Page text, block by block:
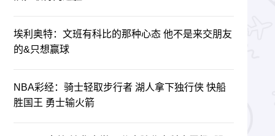
埃利奥特：文班有科比的那种心态 他不是来交朋友
的&只想赢球
NBA彩经：骑士轻取步行者 湖人拿下独行侠 快船
胜国王 勇士输火箭